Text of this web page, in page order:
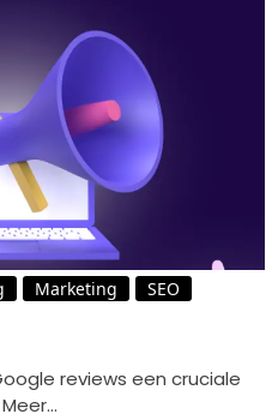
Marketing SEO
reviews een cruciale